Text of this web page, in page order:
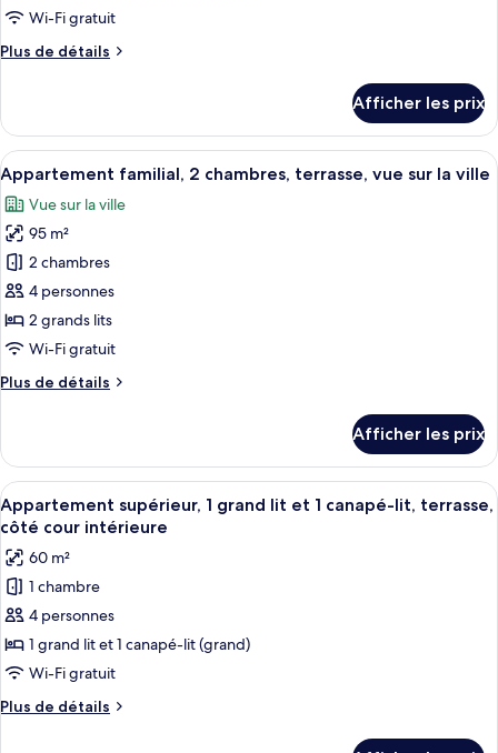
de
chambre :
Appartement
1
grand
lit
et
1
canapé-
lit,
non-
fumeur,
cuisine
Wi-Fi gratuit
Plus de détails
Plus
Appartement
Deluxe,
1
grand
lit
et
canapé-
lit,
non-
fumeur,
cuisine
Afficher les prix
Afficher
toutes
les
photos
pour
ce
type
de
chambre :
Appartement
chambres,
terrasse,
vue
sur
la
ville
Une cuisine moderne avec des
17
Appartement familial, 2 chambres, terrasse, vue sur la ville
Vue sur la ville
95 m²
2 chambres
4 personnes
2 grands lits
Wi-Fi gratuit
Plus de détails
Plus
Appartement
familial,
2
chambres,
vue
sur
la
ville
Afficher les prix
Afficher
toutes
les
photos
pour
ce
type
de
chambre :
Appartement
Un salon moderne avec un canapé,
10
Appartement supérieur, 1 grand lit et 1 canapé-lit, terrasse,
côté cour intérieure
60 m²
1 chambre
4 personnes
1 grand lit et 1 canapé-lit (grand)
Wi-Fi gratuit
Plus de détails
Plus